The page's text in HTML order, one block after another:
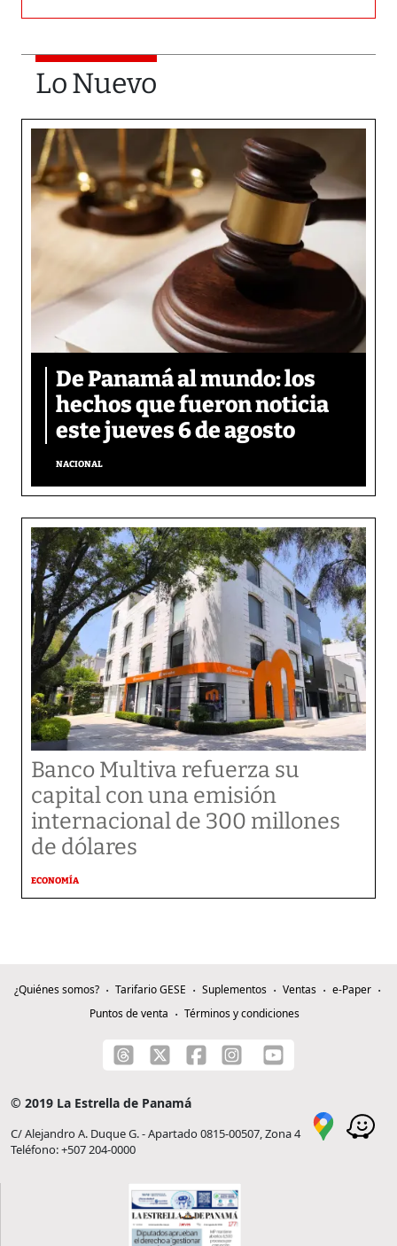
Lo Nuevo
De Panamá al mundo: los
hechos que fueron noticia
este jueves 6 de agosto
NACIONAL
Banco Multiva refuerza su
capital con una emisión
internacional de 300 millones
de dólares
ECONOMÍA
¿Quiénes somos? Tarifario GESE Suplementos Ventas
e-Paper
Puntos de venta
Términos y condiciones
© 2019 La Estrella de Panamá
C/ Alejandro A. Duque G. - Apartado 0815-00507, Zona 4
Teléfono: +507 204-0000